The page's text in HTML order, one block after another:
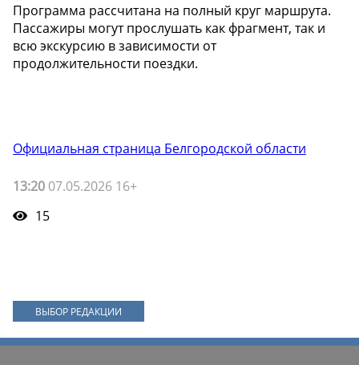
Программа рассчитана на полный круг маршрута.
Пассажиры могут прослушать как фрагмент, так и
всю экскурсию в зависимости от
продолжительности поездки.
Официальная страница Белгородской области
13:20 07.05.2026 16+
15
ВЫБОР РЕДАКЦИИ